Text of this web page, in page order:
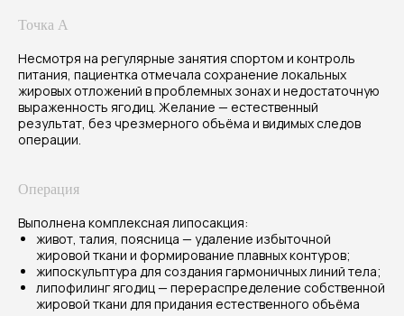
Точка А
Несмотря на регулярные занятия спортом и контроль
питания, пациентка отмечала сохранение локальных
жировых отложений в проблемных зонах и недостаточную
выраженность ягодиц. Желание — естественный
результат, без чрезмерного объёма и видимых следов
операции.
Операция
Выполнена комплексная липосакция:
живот, талия, поясница — удаление избыточной
жировой ткани и формирование плавных контуров;
жипоскульптура для создания гармоничных линий тела;
липофилинг ягодиц — перераспределение собственной
жировой ткани для придания естественного объёма
Результат
Через 1 год после операции пациентка
отмечает стабильный и гармоничный
результат: живот плоский и подтянутый,
талия подчёркнута, поясница ровная,
ягодицы приобрели естественный объём
и естественными, рубцы минимально
фигуры, комфортом в одежде и повышенной
уверенностью в себе.